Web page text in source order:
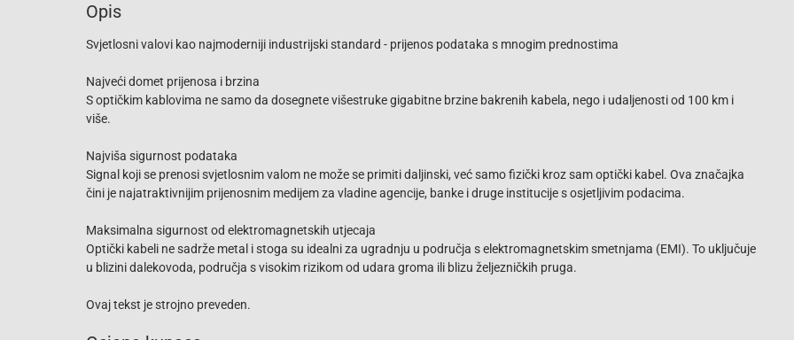
Opis
Svjetlosni valovi kao najmoderniji industrijski standard - prijenos podataka s mnogim prednostima
Najveći domet prijenosa i brzina
S optičkim kablovima ne samo da dosegnete višestruke gigabitne brzine bakrenih kabela, nego i udaljenosti od 100 km i
više.
Najviša sigurnost podataka
Signal koji se prenosi svjetlosnim valom ne može se primiti daljinski, već samo fizički kroz sam optički kabel. Ova značajka
čini je najatraktivnijim prijenosnim medijem za vladine agencije, banke i druge institucije s osjetljivim podacima.
Maksimalna sigurnost od elektromagnetskih utjecaja
Optički kabeli ne sadrže metal i stoga su idealni za ugradnju u područja s elektromagnetskim smetnjama (EMI). To uključuje
u blizini dalekovoda, područja s visokim rizikom od udara groma ili blizu željezničkih pruga.
Ovaj tekst je strojno preveden.